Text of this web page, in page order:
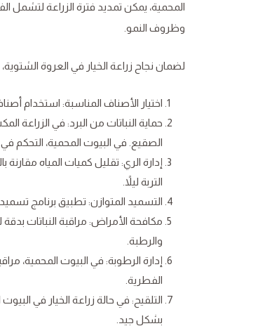
وظروف النمو.
لضمان نجاح زراعة الخيار في العروة الشتوية،
اختيار الأصناف المناسبة: استخدام
حماية النباتات من البرد: في الزراعة
الصقيع. في البيوت المحمية، التحكم في درجة
إدارة الري: تقليل كميات المياه
التربة ليلاً.
التسميد المتوازن: تطبيق برنامج
مكافحة الأمراض: مراقبة النباتات
والرطبة.
إدارة الرطوبة: في البيوت المحمية،
الفطرية.
التلقيح: في حالة زراعة الخيار في
بشكل جيد.